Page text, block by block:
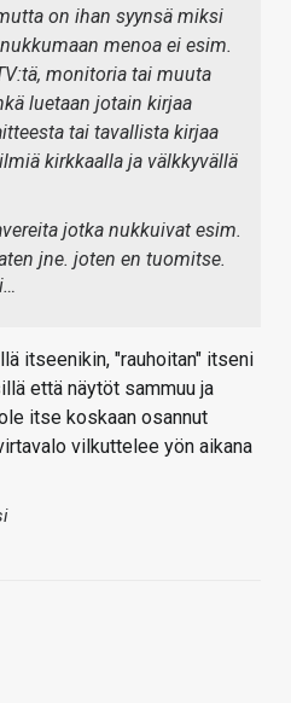
on ihan syynsä miksi
menoa ei esim.
monitoria tai muuta
luetaan jotain kirjaa
tai tavallista kirjaa
kirkkaalla ja välkkyvällä
jotka nukkuivat esim.
jne. joten en tuomitse.
itseenikin, "rauhoitan" itseni
että näytöt sammuu ja
itse koskaan osannut
vilkuttelee yön aikana